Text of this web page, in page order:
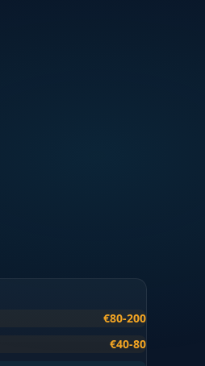
€80-200
€40-80